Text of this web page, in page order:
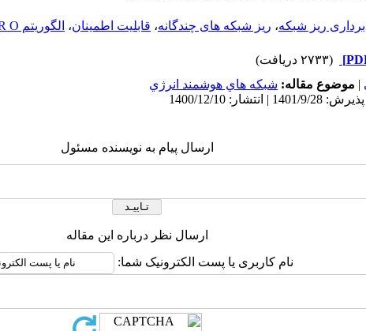
برداری ریز شبکه، ریز شبکه های چندگانه، قابلیت اطمینان، الگوریتم A R O.
(۲۷۳۳ دریافت)
| موضوع مقاله: شبکه هاي هوشمند انرژي
ارسال پیام به نویسنده مسئول
ارسال نظر درباره این مقاله
نام کاربری یا پست الکترونیک شما: